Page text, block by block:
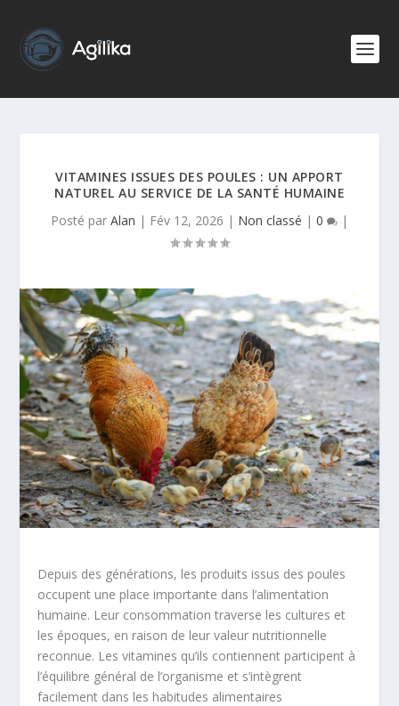
VITAMINES ISSUES DES POULES : UN APPORT
NATUREL AU SERVICE DE LA SANTÉ HUMAINE
Posté par Alan | Fév 12, 2026 | Non classé | 0 |
Depuis des générations, les produits issus des poules
occupent une place importante dans l’alimentation
humaine. Leur consommation traverse les cultures et
les époques, en raison de leur valeur nutritionnelle
reconnue. Les vitamines qu’ils contiennent participent à
l’équilibre général de l’organisme et s’intègrent
facilement dans les habitudes alimentaires